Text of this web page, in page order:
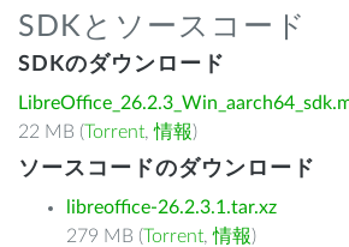
SDKとソースコード
SDKのダウンロード
22 MB (Torrent,情報)
ソースコードのダウンロード
libreoffice-26.2.3.1.tar.xz
279 MB (Torrent,情報)